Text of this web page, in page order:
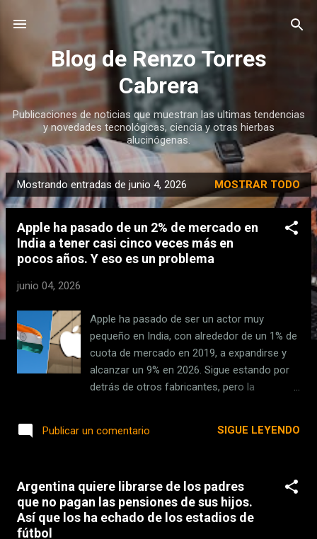
Ir al contenido principal
Blog de Renzo Torres
Cabrera
Publicaciones de noticias que muestran las ultimas tendencias
y novedades tecnológicas, ciencia y otras hierbas
alucinógenas.
E
n
Mostrando entradas de junio 4, 2026 MOSTRAR TODO
Apple ha pasado de un 2% de mercado en
India a tener casi cinco veces más en
pocos años. Y eso es un problema
junio 04, 2026
Apple ha pasado de ser un actor muy
pequeño en India, con alrededor de un 1% de
cuota de mercado en 2019, a expandirse y
alcanzar un 9% en 2026. Sigue estando por
detrás de otros fabricantes, pero la
relevancia en el país . Tanto que hasta los
es que también se investiga su posición en
el mercado y, como ha sucedido ya en otros
territorios, se quiere comprobar si la
Publicar un comentario SIGUE LEYENDO
Argentina quiere librarse de los padres
que no pagan las pensiones de sus hijos.
Así que los ha echado de los estadios de
fútbol